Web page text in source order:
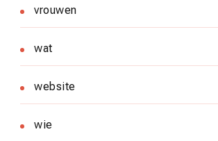
vrouwen
wat
website
wie